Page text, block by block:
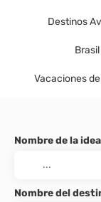
Destinos
Brasil
Vacaciones
Nombre de la idea
Nombre del